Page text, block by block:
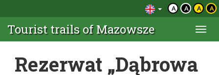
A A A A
Tourist trails of Mazowsze
Rezerwat „Dąbrowa